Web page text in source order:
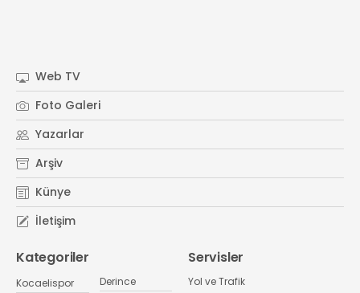
Web TV
Foto Galeri
Yazarlar
Arşiv
Künye
İletişim
Kategoriler
Kocaelispor
Derince
Servisler
Yol ve Trafik